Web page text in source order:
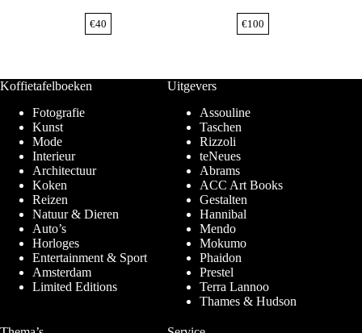
€40 €100
Koffietafelboeken
Fotografie
Kunst
Mode
Interieur
Architectuur
Koken
Reizen
Natuur & Dieren
Auto’s
Horloges
Entertainment & Sport
Amsterdam
Limited Editions
Uitgevers
Assouline
Taschen
Rizzoli
teNeues
Abrams
ACC Art Books
Gestalten
Hannibal
Mendo
Mokumo
Phaidon
Prestel
Terra Lannoo
Thames & Hudson